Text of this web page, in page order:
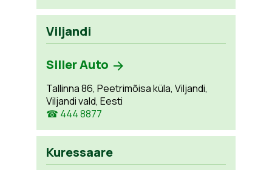
Viljandi
Siller Auto
Tallinna 86, Peetrimõisa küla, Viljandi,
Viljandi vald, Eesti
☎ 444 8877
Kuressaare